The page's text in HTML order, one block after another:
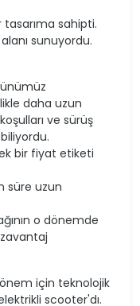
sahipti.
sunuyordu.
daha uzun
ve sürüş
bir fiyat etiketi
süre uzun
o dönemde
için teknolojik
scooter'dı.